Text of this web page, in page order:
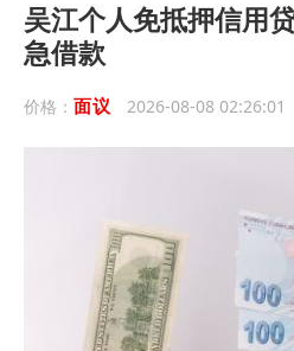
吴江个人免抵押信用
急借款
价格： 面议 2026-08-08